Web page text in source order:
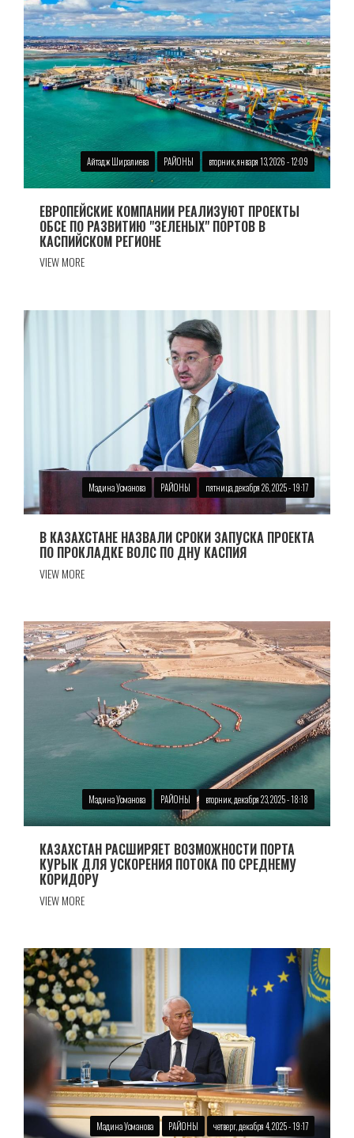
Айтадж Ширалиева РАЙОНЫ вторник, января 13, 2026 - 12:09
ЕВРОПЕЙСКИЕ КОМПАНИИ РЕАЛИЗУЮТ ПРОЕКТЫ
ОБСЕ ПО РАЗВИТИЮ "ЗЕЛЕНЫХ" ПОРТОВ В
КАСПИЙСКОМ РЕГИОНЕ
VIEW MORE
Мадина Усманова РАЙОНЫ пятница, декабря 26, 2025 - 19:17
В КАЗАХСТАНЕ НАЗВАЛИ СРОКИ ЗАПУСКА ПРОЕКТА
ПО ПРОКЛАДКЕ ВОЛС ПО ДНУ КАСПИЯ
VIEW MORE
Мадина Усманова РАЙОНЫ вторник, декабря 23, 2025 - 18:18
КАЗАХСТАН РАСШИРЯЕТ ВОЗМОЖНОСТИ ПОРТА
КУРЫК ДЛЯ УСКОРЕНИЯ ПОТОКА ПО СРЕДНЕМУ
КОРИДОРУ
VIEW MORE
Мадина Усманова РАЙОНЫ четверг, декабря 4, 2025 - 19:17